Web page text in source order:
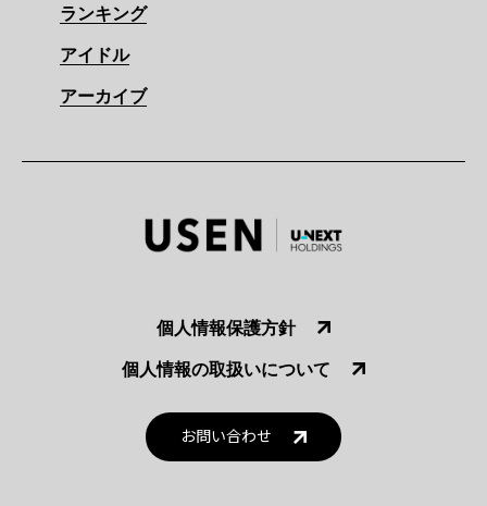
ランキング
アイドル
アーカイブ
個人情報保護方針
個人情報の取扱いについて
お問い合わせ